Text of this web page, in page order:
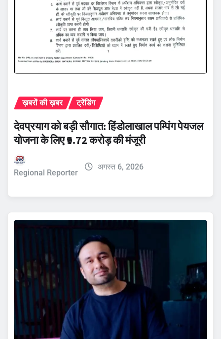
ख़बरों की ख़बर ट्रेंडिंग
देवप्रयाग को बड़ी सौगात: हिंडोलाखाल पम्पिंग पेयजल
योजना के लिए ₹9.72 करोड़ की मंजूरी
Regional Reporter
अगस्त 6, 2026